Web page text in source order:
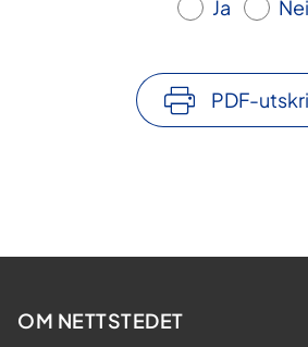
Ja Nei
PDF-
OM NETTSTEDET